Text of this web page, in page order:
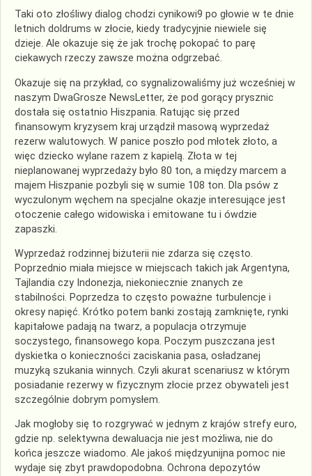
Taki oto złośliwy dialog chodzi cynikowi9 po głowie w te dnie
letnich doldrums w złocie, kiedy tradycyjnie niewiele się
dzieje. Ale okazuje się że jak trochę pokopać to parę
ciekawych rzeczy zawsze można odgrzebać.
Okazuje się na przykład, co sygnalizowaliśmy już wcześniej w
naszym DwaGrosze NewsLetter, że pod gorący prysznic
dostała się ostatnio Hiszpania. Ratując się przed
finansowym kryzysem kraj urządził masową wyprzedaż
rezerw walutowych. W panice poszło pod młotek złoto, a
więc dziecko wylane razem z kapielą. Złota w tej
nieplanowanej wyprzedaży było 80 ton, a między marcem a
majem Hiszpanie pozbyli się w sumie 108 ton. Dla psów z
wyczulonym węchem na specjalne okazje interesujące jest
otoczenie całego widowiska i emitowane tu i ówdzie
zapaszki.
Wyprzedaż rodzinnej biżuterii nie zdarza się często.
Poprzednio miała miejsce w miejscach takich jak Argentyna,
Tajlandia czy Indonezja, niekoniecznie znanych ze
stabilności. Poprzedza to często poważne turbulencje i
okresy napięć. Krótko potem banki zostają zamknięte, rynki
kapitałowe padają na twarz, a populacja otrzymuje
soczystego, finansowego kopa. Poczym puszczana jest
dyskietka o konieczności zaciskania pasa, osładzanej
muzyką szukania winnych. Czyli akurat scenariusz w którym
posiadanie rezerwy w fizycznym złocie przez obywateli jest
szczególnie dobrym pomysłem.
Jak mogłoby się to rozgrywać w jednym z krajów strefy euro,
gdzie np. selektywna dewaluacja nie jest możliwa, nie do
końca jeszcze wiadomo. Ale jakoś międzyunijna pomoc nie
wydaje się zbyt prawdopodobna. Ochrona depozytów